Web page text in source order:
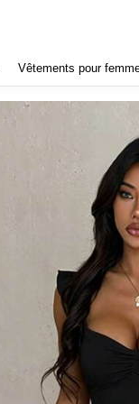
Vêtements pour